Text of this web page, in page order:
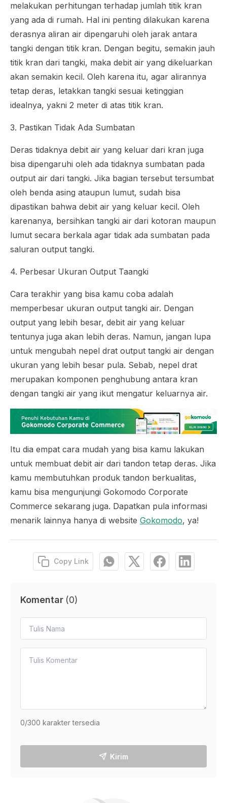
melakukan perhitungan terhadap jumlah titik kran
yang ada di rumah. Hal ini penting dilakukan karena
derasnya aliran air dipengaruhi oleh jarak antara
tangki dengan titik kran. Dengan begitu, semakin jauh
titik kran dari tangki, maka debit air yang dikeluarkan
akan semakin kecil. Oleh karena itu, agar alirannya
tetap deras, letakkan tangki sesuai ketinggian
idealnya, yakni 2 meter di atas titik kran.
3. Pastikan Tidak Ada Sumbatan
Deras tidaknya debit air yang keluar dari kran juga
bisa dipengaruhi oleh ada tidaknya sumbatan pada
output air dari tangki. Jika bagian tersebut tersumbat
oleh benda asing ataupun lumut, sudah bisa
dipastikan bahwa debit air yang keluar kecil. Oleh
karenanya, bersihkan tangki air dari kotoran maupun
lumut secara berkala agar tidak ada sumbatan pada
saluran output tangki.
4. Perbesar Ukuran Output Taangki
Cara terakhir yang bisa kamu coba adalah
memperbesar ukuran output tangki air. Dengan
output yang lebih besar, debit air yang keluar
tentunya juga akan lebih deras. Namun, jangan lupa
untuk mengubah nepel drat output tangki air dengan
ukuran yang lebih besar pula. Sebab, nepel drat
merupakan komponen penghubung antara kran
dengan tangki air yang ikut mengatur keluarnya air.
Itu dia empat cara mudah yang bisa kamu lakukan
untuk membuat debit air dari tandon tetap deras. Jika
kamu membutuhkan produk tandon berkualitas,
kamu bisa mengunjungi Gokomodo Corporate
Commerce sekarang juga. Dapatkan pula informasi
menarik lainnya hanya di website Gokomodo, ya!
Copy Link
Komentar (0)
0/300 karakter tersedia
Kirim